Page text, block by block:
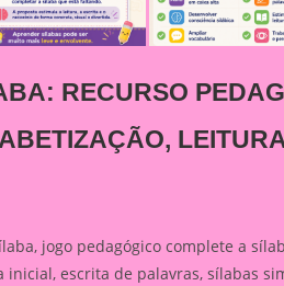
RECURSO
jogo pedagógico complete a
escrita de palavras, sílabas